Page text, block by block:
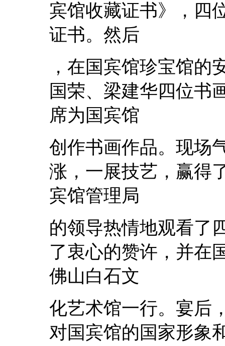
宾馆收藏证书》，四
证书。然后
，在国宾馆珍宝馆的
国荣、梁建华四位书
席为国宾馆
创作书画作品。现场
涨，一展技艺，赢得
宾馆管理局
的领导热情地观看了
了衷心的赞许，并在
佛山白石文
化艺术馆一行。宴后
对国宾馆的国家形象